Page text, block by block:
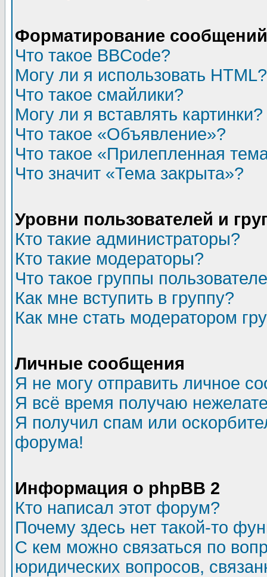
Форматирование
Что такое BBCode?
Могу ли я использовать HTML?
Что такое смайлики?
Могу ли я вставлять картинки?
Что такое «Объявление»?
Что такое «Прилепленная
Что значит «Тема закрыта»?
Уровни пользователей и
Кто такие администраторы?
Кто такие модераторы?
Что такое группы
Как мне вступить в группу?
Как мне стать модератором
Личные сообщения
Я не могу отправить личное
Я всё время получаю
Я получил спам или
форума!
Информация о phpBB 2
Кто написал этот форум?
Почему здесь нет такой-то
С кем можно связаться по
юридических вопросов,